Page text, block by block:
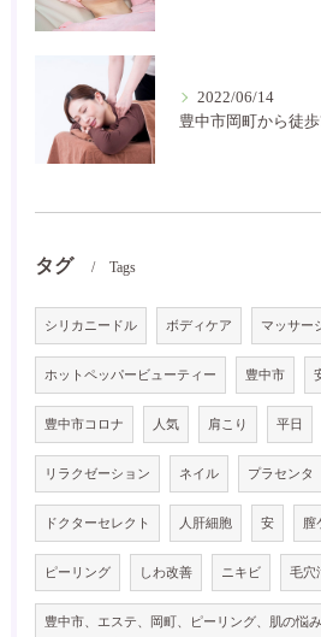
2022/06/14
タグ Tags
シリカニードル ボディケア マッサー
ホットペッパービューティー 豊中市
豊中市コロナ 人気 肩こり 平日
リラクゼーション ネイル プラセンタ
ドクターセレクト 人肝細胞 安 膣
ピーリング しわ改善 ニキビ 毛穴
豊中市、エステ、岡町、ピーリング、肌の悩